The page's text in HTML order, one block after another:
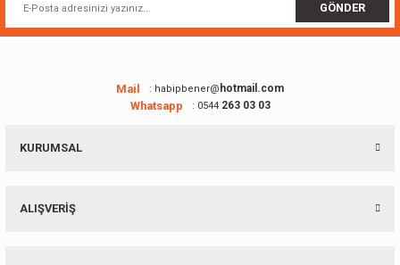
Ürün resmi kalitesiz, bozuk veya görüntülenemiyor.
Ürün fiyatı diğer sitelerden daha pahalı.
Bu ürüne benzer farklı alternatifler olmalı.
GÖNDER
Mail : habipbener@ hotmail.com
Whatsapp : 0544263 03 03
KURUMSAL
ALIŞVERİŞ